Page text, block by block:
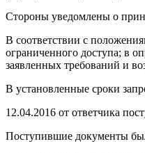
Стороны уведомлены о
В соответствии с
ограниченного доступа; в
заявленных требований и
В установленные сроки
12.04.2016 от ответчика
Поступившие документы